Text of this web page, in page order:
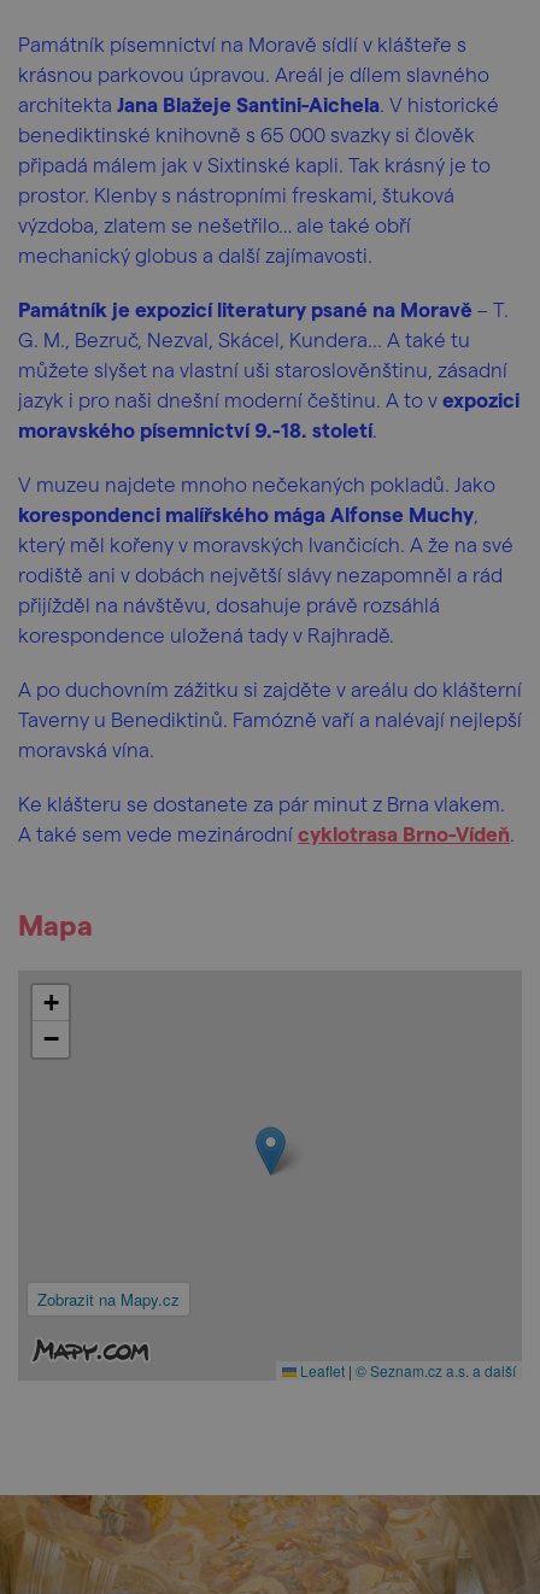
Památník písemnictví na Moravě sídlí v klášteře s
krásnou parkovou úpravou. Areál je dílem slavného
architekta Jana Blažeje Santini-Aichela. V historické
benediktinské knihovně s 65 000 svazky si člověk
připadá málem jak v Sixtinské kapli. Tak krásný je to
prostor. Klenby s nástropními freskami, štuková
výzdoba, zlatem se nešetřilo… ale také obří
mechanický globus a další zajímavosti.
Památník je expozicí literatury psané na Moravě – T.
G. M., Bezruč, Nezval, Skácel, Kundera... A také tu
můžete slyšet na vlastní uši staroslověnštinu, zásadní
jazyk i pro naši dnešní moderní češtinu. A to v expozici
moravského písemnictví 9.-18. století.
V muzeu najdete mnoho nečekaných pokladů. Jako
korespondenci malířského mága Alfonse Muchy
který měl kořeny v moravských Ivančicích. A že na své
rodiště ani v dobách největší slávy nezapomněl a rád
přijížděl na návštěvu, dosahuje právě rozsáhlá
korespondence uložená tady v Rajhradě.
A po duchovním zážitku si zajděte v areálu do klášterní
Taverny u Benediktinů. Famózně vaří a nalévají nejlepší
moravská vína.
Ke klášteru se dostanete za pár minut z Brna vlakem.
A také sem vede mezinárodní cyklotrasa Brno-Vídeň.
Mapa
Zobrazit na Mapy.cz
+
−
Leaflet | © Seznam.cz a.s. a další